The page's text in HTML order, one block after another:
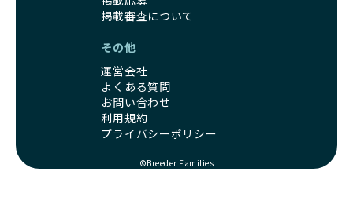
掲載審査について
その他
運営会社
よくある質問
お問い合わせ
利用規約
プライバシーポリシー
©Breeder Families